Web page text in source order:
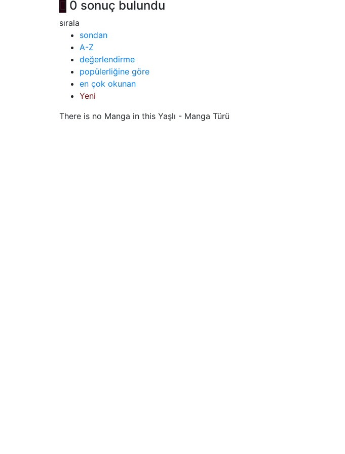
0 sonuç bulundu
sırala
sondan
A-Z
değerlendirme
popülerliğine göre
en çok okunan
Yeni
There is no Manga in this Yaşlı - Manga Türü